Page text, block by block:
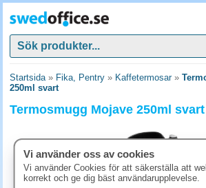
Startsida» Fika, Pentry » Kaffetermosar»
250ml svart
Termosmugg Mojave 250ml svart
Vi använder oss av cookies
Vi använder Cookies för att säkerställa att
korrekt och ge dig bäst användarupplevelse.